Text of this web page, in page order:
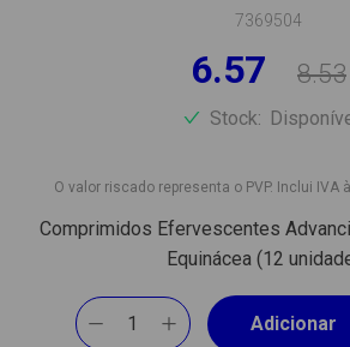
7369504
6.57 8.53
Stock:
O valor riscado representa o PVP. Inclui IVA
Comprimidos Efervescentes
Equinácea (12
1 Adicionar